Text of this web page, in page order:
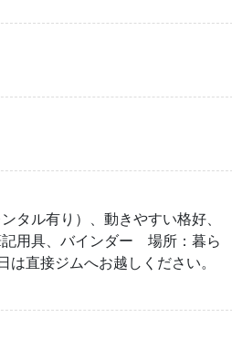
タル有り）、動きやすい格好、
用具、バインダー 場所：暮ら
は直接ジムへお越しください。